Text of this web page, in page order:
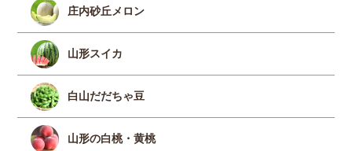
庄内砂丘メロン
山形スイカ
白山だだちゃ豆
山形の白桃・黄桃